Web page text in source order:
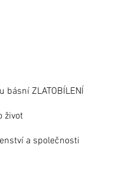
ZLATOBÍLENÍ
život
a společnosti